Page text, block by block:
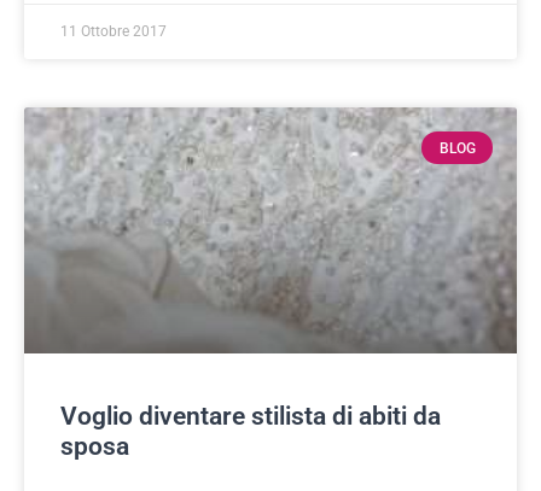
11 Ottobre 2017
BLOG
Voglio diventare stilista di abiti da
sposa